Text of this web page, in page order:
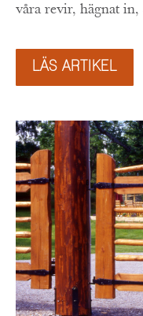
våra revir, hägnat in,
LÄS ARTIKEL